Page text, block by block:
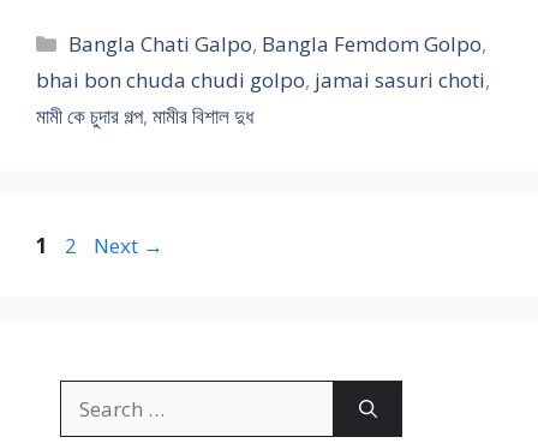
Categories
Bangla Chati Galpo, Bangla Femdom Golpo,
bhai bon chuda chudi golpo, jamai sasuri choti,
মামী কে চুদার গল্প, মামীর বিশাল দুধ
Page
1 Page
2 Next →
for: